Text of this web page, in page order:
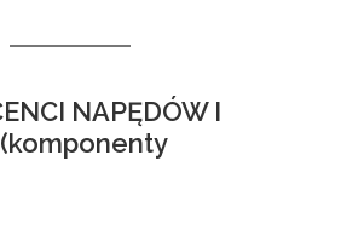
NAPĘDÓW I